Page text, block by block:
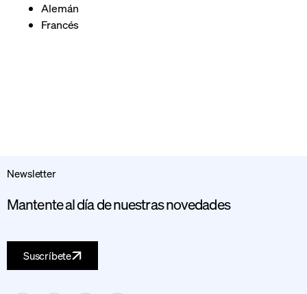
Alemán
Francés
Newsletter
Mantente al día de nuestras novedades
Suscríbete